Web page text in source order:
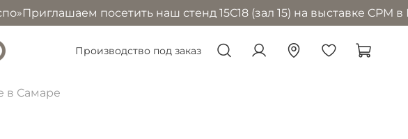
посетить наш стенд 15С18 (зал 15) на выставке CPM в Москве с
Производство под заказ
в Самаре